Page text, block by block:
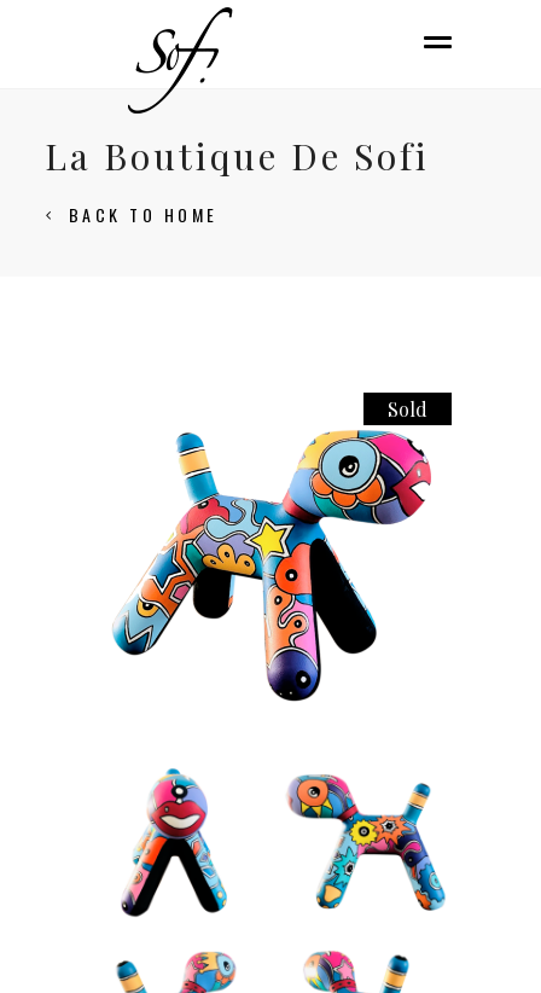
La Boutique De Sofi
BACK TO HOME
Sold